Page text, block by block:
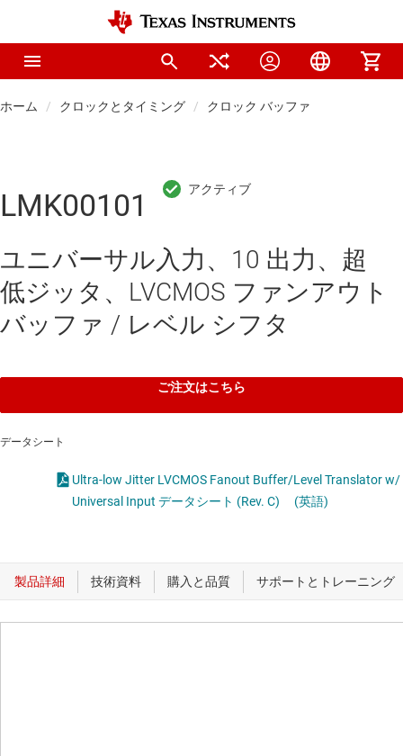
ホーム クロックとタイミング クロック バッファ
LMK00101
ユニバーサル入力、10 出力、超
低ジッタ、LVCMOS ファンアウト
バッファ / レベル シフタ
ご注文はこちら
データシート
Ultra-low Jitter LVCMOS Fanout Buffer/Level Translator w/
Universal Input データシート (Rev. C)
(英語)